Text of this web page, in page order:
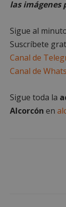
las imágenes
Sigue al
Suscríbete
Canal de
Canal de
Sigue toda la
Alcorcón en
Las
inicio de